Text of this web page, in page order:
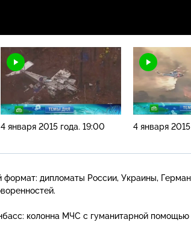
4 января 2015 года. 19:00 4 января
формат: дипломаты России, Украины,
колонна МЧС с гуманитарной